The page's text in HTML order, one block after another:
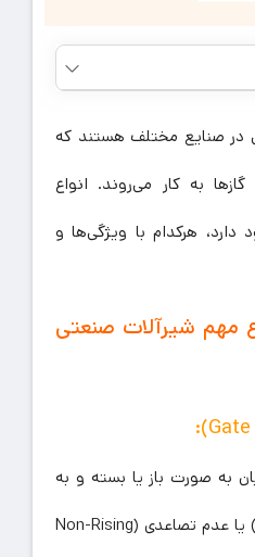
در صنایع مختلف هستند که
به کار می‌روند. انواع
هرکدام با ویژگی‌ها و
مهم شیرآلات صنعتی
به صورت باز یا بسته و به
صورت تصاعدی (Rising Stem) یا عدم تصاعدی (Non-Rising